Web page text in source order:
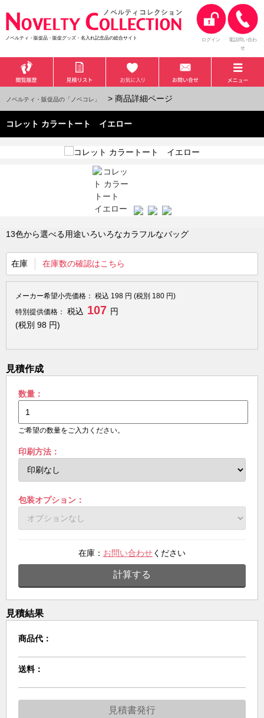
ノベルティ・販促品・販促グッズ・名入れ記念品の総合サイト ログイン
電話問い合わ
せ
ノベルティ・販促品の「ノベコレ」 > 商品詳細ページ
コレット カラートート イエロー
13色から選べる用途いろいろなカラフルなバッグ
在庫 在庫数の確認はこちら
メーカー希望小売価格： 税込 198 円 (税別 180 円)
特別提供価格：
税込 107 円
(税別 98 円)
見積作成
数量：
ご希望の数量をご入力ください。
印刷方法：
包装オプション：
在庫： お問い合わせください
計算する
見積結果
商品代：
送料：
見積書発行